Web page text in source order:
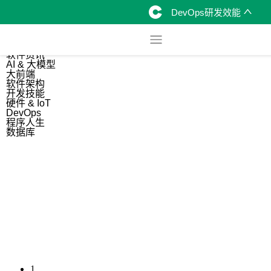
DevOps研发效能
软件资讯
AI & 大模型
大前端
软件架构
开发技能
硬件 & IoT
DevOps
程序人生
数据库
1